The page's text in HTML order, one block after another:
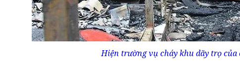
Hiện trường vụ cháy khu dãy trọ của